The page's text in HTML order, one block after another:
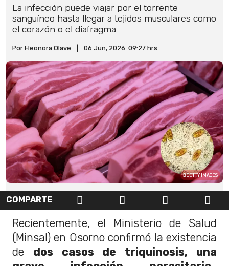
La infección puede viajar por el torrente
sanguíneo hasta llegar a tejidos musculares como
el corazón o el diafragma.
Por Eleonora Olave 06 Jun, 2026. 09:27 hrs
GETTY IMAGES
COMPARTE
Recientemente, el Ministerio de Salud
(Minsal) en Osorno confirmó la existencia
de dos casos de triquinosis, una